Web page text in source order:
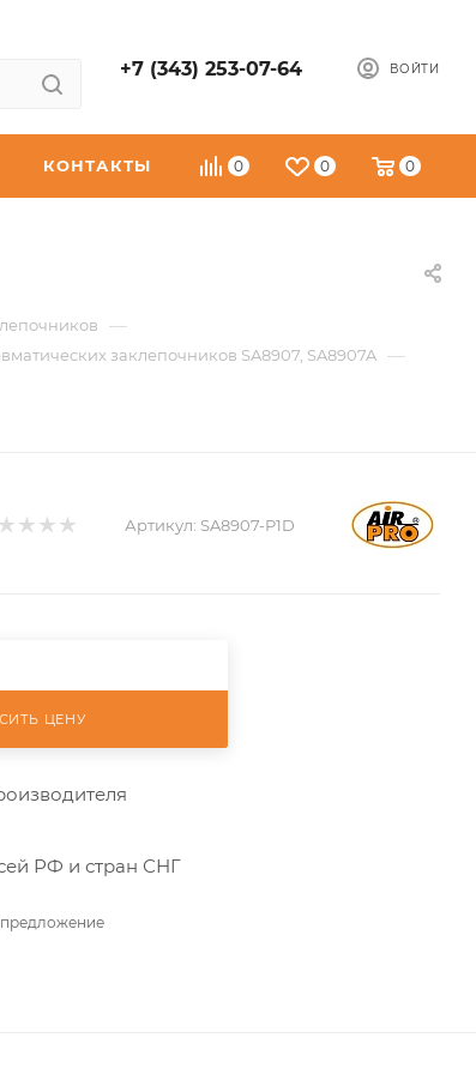
+7 (343) 253-07-64 ВОЙТИ
0 0 0
КОНТАКТЫ
—
заклепочников SA8907, SA8907A —
Артикул: SA8907-P1D
ЦЕНУ
РФ и стран СНГ